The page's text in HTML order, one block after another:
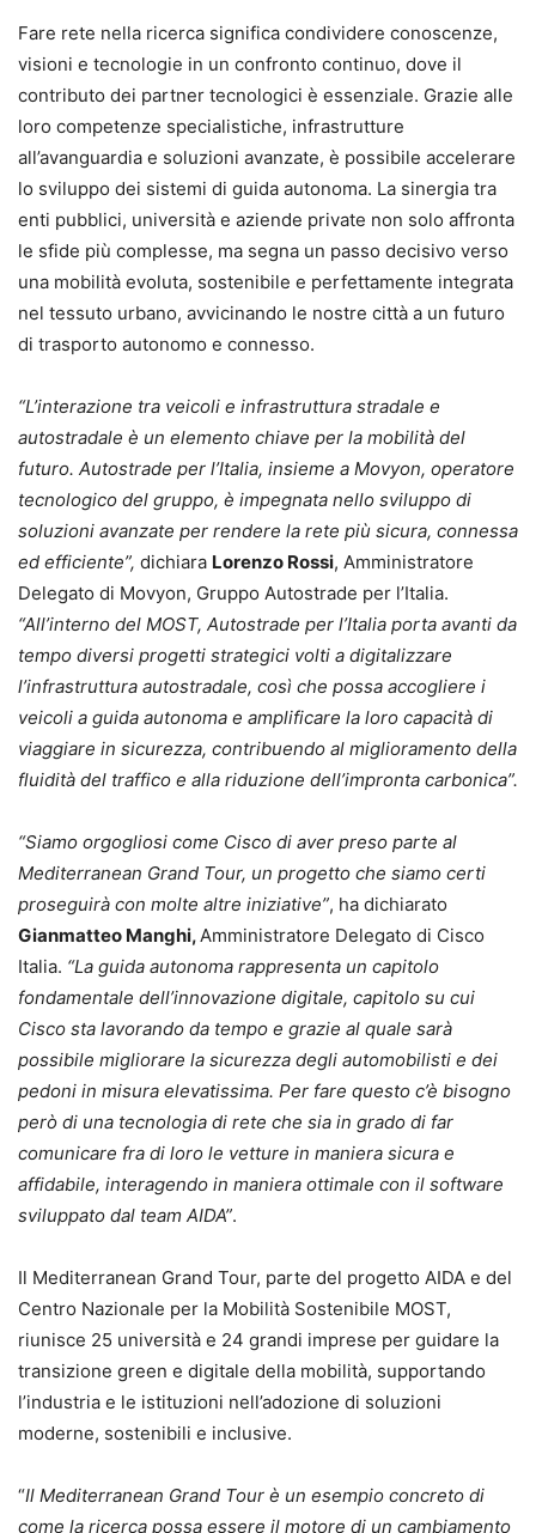
Fare rete nella ricerca significa condividere conoscenze,
visioni e tecnologie in un confronto continuo, dove il
contributo dei partner tecnologici è essenziale. Grazie alle
loro competenze specialistiche, infrastrutture
all’avanguardia e soluzioni avanzate, è possibile accelerare
lo sviluppo dei sistemi di guida autonoma. La sinergia tra
enti pubblici, università e aziende private non solo affronta
le sfide più complesse, ma segna un passo decisivo verso
una mobilità evoluta, sostenibile e perfettamente integrata
nel tessuto urbano, avvicinando le nostre città a un futuro
di trasporto autonomo e connesso.
“L’interazione tra veicoli e infrastruttura stradale e
autostradale è un elemento chiave per la mobilità del
futuro. Autostrade per l’Italia, insieme a Movyon, operatore
tecnologico del gruppo, è impegnata nello sviluppo di
soluzioni avanzate per rendere la rete più sicura, connessa
ed efficiente”, dichiara Lorenzo Rossi, Amministratore
Delegato di Movyon, Gruppo Autostrade per l’Italia.
“All’interno del MOST, Autostrade per l’Italia porta avanti da
tempo diversi progetti strategici volti a digitalizzare
l’infrastruttura autostradale, così che possa accogliere i
veicoli a guida autonoma e amplificare la loro capacità di
viaggiare in sicurezza, contribuendo al miglioramento della
fluidità del traffico e alla riduzione dell’impronta carbonica”.
“Siamo orgogliosi come Cisco di aver preso parte al
Mediterranean Grand Tour, un progetto che siamo certi
proseguirà con molte altre iniziative”, ha dichiarato
Gianmatteo Manghi,Amministratore Delegato di Cisco
Italia. “La guida autonoma rappresenta un capitolo
fondamentale dell’innovazione digitale, capitolo su cui
Cisco sta lavorando da tempo e grazie al quale sarà
possibile migliorare la sicurezza degli automobilisti e dei
pedoni in misura elevatissima. Per fare questo c’è bisogno
però di una tecnologia di rete che sia in grado di far
comunicare fra di loro le vetture in maniera sicura e
affidabile, interagendo in maniera ottimale con il software
sviluppato dal team AIDA”.
Il Mediterranean Grand Tour, parte del progetto AIDA e del
Centro Nazionale per la Mobilità Sostenibile MOST,
riunisce 25 università e 24 grandi imprese per guidare la
transizione green e digitale della mobilità, supportando
l’industria e le istituzioni nell’adozione di soluzioni
moderne, sostenibili e inclusive.
“Il Mediterranean Grand Tour è un esempio concreto di
come la ricerca possa essere il motore di un cambiamento